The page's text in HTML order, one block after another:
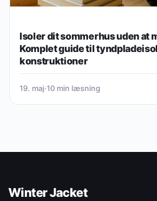
Isoler dit sommerhus uden at
Komplet guide til
konstruktioner
19. maj·10 min læsning
Winter Jacket